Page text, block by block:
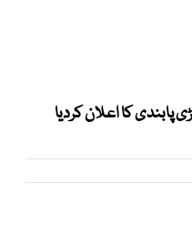
کا اعلان کردیا